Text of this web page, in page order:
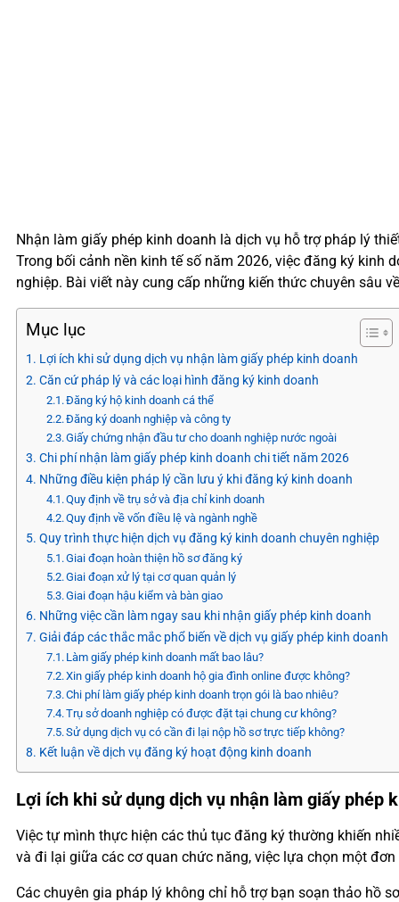
Nhận làm giấy phép kinh doanh là dịch vụ hỗ trợ pháp lý
Trong bối cảnh nền kinh tế số năm 2026, việc đăng ký
nghiệp. Bài viết này cung cấp những kiến thức chuyên sâu
Mục lục
Lợi ích khi sử dụng dịch vụ nhận làm giấy phép kinh doanh
Căn cứ pháp lý và các loại hình đăng ký kinh doanh
Đăng ký hộ kinh doanh cá thể
Đăng ký doanh nghiệp và công ty
Giấy chứng nhận đầu tư cho doanh nghiệp nước ngoài
Chi phí nhận làm giấy phép kinh doanh chi tiết năm 2026
Những điều kiện pháp lý cần lưu ý khi đăng ký kinh doanh
Quy định về trụ sở và địa chỉ kinh doanh
Quy định về vốn điều lệ và ngành nghề
Quy trình thực hiện dịch vụ đăng ký kinh doanh chuyên nghiệp
Giai đoạn hoàn thiện hồ sơ đăng ký
Giai đoạn xử lý tại cơ quan quản lý
Giai đoạn hậu kiểm và bàn giao
Những việc cần làm ngay sau khi nhận giấy phép kinh doanh
Giải đáp các thắc mắc phổ biến về dịch vụ giấy phép kinh doanh
Làm giấy phép kinh doanh mất bao lâu?
Xin giấy phép kinh doanh hộ gia đình online được không?
Chi phí làm giấy phép kinh doanh trọn gói là bao nhiêu?
Trụ sở doanh nghiệp có được đặt tại chung cư không?
Sử dụng dịch vụ có cần đi lại nộp hồ sơ trực tiếp không?
Kết luận về dịch vụ đăng ký hoạt động kinh doanh
Lợi ích khi sử dụng dịch vụ nhận làm giấy phép
Việc tự mình thực hiện các thủ tục đăng ký thường khiến
và đi lại giữa các cơ quan chức năng, việc lựa chọn một
Các chuyên gia pháp lý không chỉ hỗ trợ bạn soạn thảo hồ